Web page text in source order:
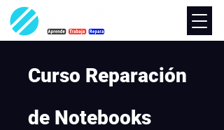
Curso Reparación
de Notebooks